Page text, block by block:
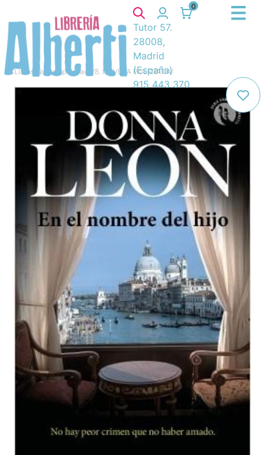
0
Tutor 57.
28008,
Madrid
(España)
915 443 370
Libros Novela policiaca /8. NOVELA POLICIACA/